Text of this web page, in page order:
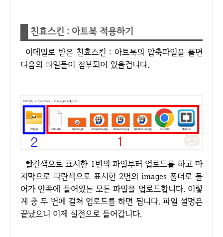
친효스킨 : 아트북 적용하기
이메일로 받은 친효스킨 : 아트북의 압축파일을 풀면
다음의 파일들이 첨부되어 있을겁니다.
빨간색으로 표시한 1번의 파일부터 업로드를 하고 마
지막으로 파란색으로 표시한 2번의 images 폴더로 들
어가 안쪽에 들어있는 모든 파일을 업로드합니다. 이렇
게 총 두 번에 걸쳐 업로드를 하면 됩니다. 파일 설명은
끝났으니 이제 실전으로 들어갑니다.